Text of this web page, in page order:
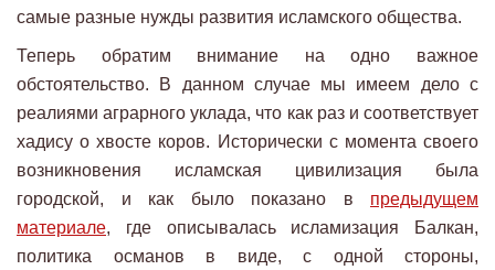
самые разные нужды развития исламского общества.
Теперь обратим внимание на одно важное
обстоятельство. В данном случае мы имеем дело с
реалиями аграрного уклада, что как раз и соответствует
хадису о хвосте коров. Исторически с момента своего
возникновения исламская цивилизация была
городской, и как было показано в предыдущем
материале, где описывалась исламизация Балкан,
политика османов в виде, с одной стороны,